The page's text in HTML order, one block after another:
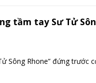
tầm tay Sư Tử
Sông Rhone” đứng trước